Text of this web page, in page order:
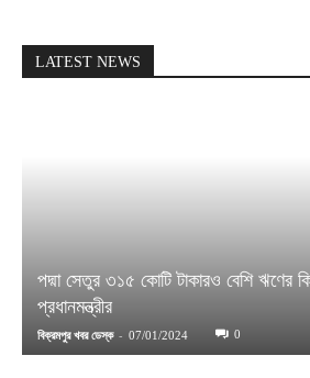
LATEST NEWS
পদ্মা সেতুর ৩১৫ কোটি টাকারও বেশি ঋণের
প্রধানমন্ত্রীর
বিক্রমপুর খবর ডেস্ক - 07/01/2024 0